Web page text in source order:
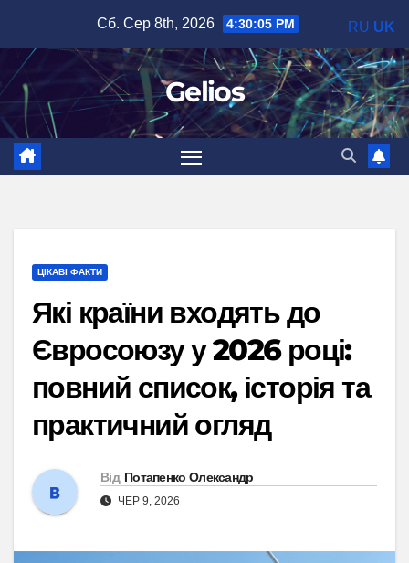
вмісту
Сб. Сер 8th, 2026 4:30:06 PM
Gelios
ЦІКАВІ ФАКТИ
Які країни входять до
Євросоюзу у 2026 році:
повний список, історія та
практичний огляд
Від Потапенко Олександр
ЧЕР 9, 2026
RU UK